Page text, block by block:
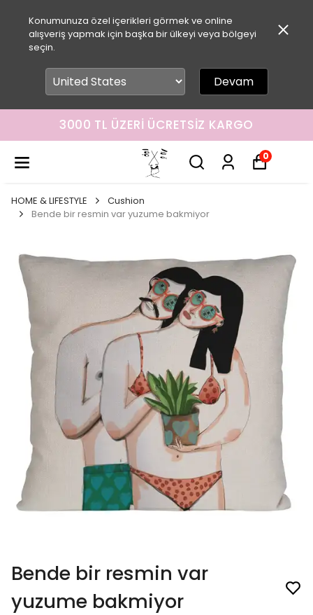
Konumunuza özel içerikleri görmek ve online
alışveriş yapmak için başka bir ülkeyi veya bölgeyi
seçin.
Devam
3000 TL ÜZERI ÜCRETSIZ KARGO
0
HOME & LIFESTYLE
Cushion
Bende bir resmin var yuzume bakmiyor
Bende bir resmin var
yuzume bakmiyor